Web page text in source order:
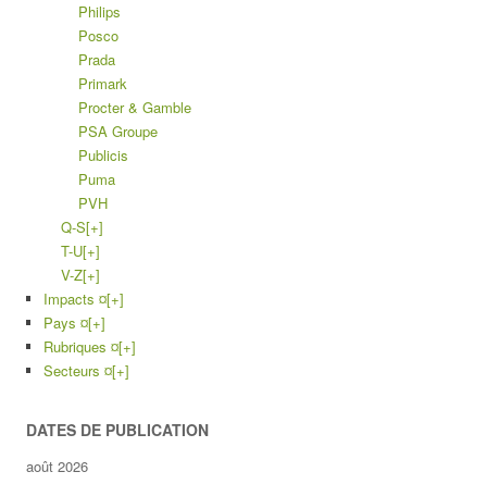
Philips
Posco
Prada
Primark
Procter & Gamble
PSA Groupe
Publicis
Puma
PVH
Q-S[+]
T-U[+]
V-Z[+]
Impacts ¤[+]
Pays ¤[+]
Rubriques ¤[+]
Secteurs ¤[+]
DATES DE PUBLICATION
août 2026